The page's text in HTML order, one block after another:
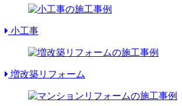
小工事
増改築リフォーム